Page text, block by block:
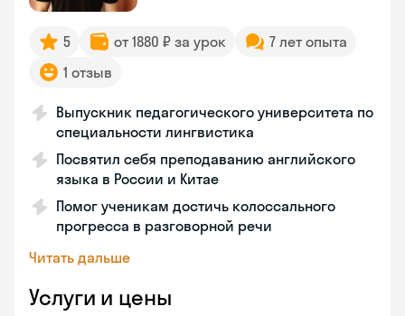
5 от 1880 ₽ за урок
7 лет опыта
1 отзыв
Выпускник педагогического университета по
специальности лингвистика
Посвятил себя преподаванию английского
языка в России и Китае
Помог ученикам достичь колоссального
прогресса в разговорной речи
Читать дальше
Услуги и цены